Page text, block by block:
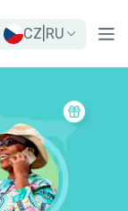
CZ RU